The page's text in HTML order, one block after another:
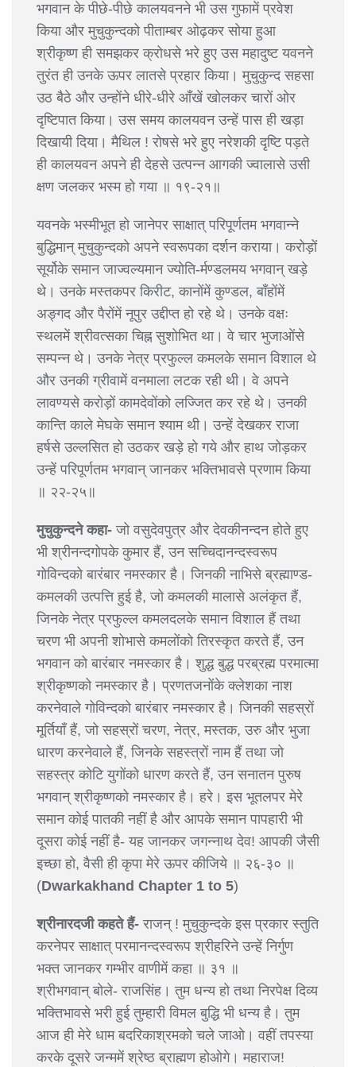
भगवान के पीछे-पीछे कालयवनने भी उस गुफामें प्रवेश
किया और मुचुकुन्दको पीताम्बर ओढ़कर सोया हुआ
श्रीकृष्ण ही समझकर क्रोधसे भरे हुए उस महादुष्ट यवनने
तुरंत ही उनके ऊपर लातसे प्रहार किया। मुचुकुन्द सहसा
उठ बैठे और उन्होंने धीरे-धीरे आँखें खोलकर चारों ओर
दृष्टिपात किया। उस समय कालयवन उन्हें पास ही खड़ा
दिखायी दिया। मैथिल ! रोषसे भरे हुए नरेशकी दृष्टि पड़ते
ही कालयवन अपने ही देहसे उत्पन्न आगकी ज्वालासे उसी
क्षण जलकर भस्म हो गया ॥ १९-२१॥
यवनके भस्मीभूत हो जानेपर साक्षात् परिपूर्णतम भगवान्ने
बुद्धिमान् मुचुकुन्दको अपने स्वरूपका दर्शन कराया। करोड़ों
सूर्योके समान जाज्वल्यमान ज्योति-र्मण्डलमय भगवान् खड़े
थे। उनके मस्तकपर किरीट, कानोंमें कुण्डल, बाँहोंमें
अङ्गद और पैरोंमें नूपुर उद्दीप्त हो रहे थे। उनके वक्षः
स्थलमें श्रीवत्सका चिह्न सुशोभित था। वे चार भुजाओंसे
सम्पन्न थे। उनके नेत्र प्रफुल्ल कमलके समान विशाल थे
और उनकी ग्रीवामें वनमाला लटक रही थी। वे अपने
लावण्यसे करोड़ों कामदेवोंको लज्जित कर रहे थे। उनकी
कान्ति काले मेघके समान श्याम थी। उन्हें देखकर राजा
हर्षसे उल्लसित हो उठकर खड़े हो गये और हाथ जोड़कर
उन्हें परिपूर्णतम भगवान् जानकर भक्तिभावसे प्रणाम किया
॥ २२-२५॥
मुचुकुन्दने कहा- जो वसुदेवपुत्र और देवकीनन्दन होते हुए
भी श्रीनन्दगोपके कुमार हैं, उन सच्चिदानन्दस्वरूप
गोविन्दको बारंबार नमस्कार है। जिनकी नाभिसे ब्रह्माण्ड-
कमलकी उत्पत्ति हुई है, जो कमलकी मालासे अलंकृत हैं,
जिनके नेत्र प्रफुल्ल कमलदलके समान विशाल हैं तथा
चरण भी अपनी शोभासे कमलोंको तिरस्कृत करते हैं, उन
भगवान को बारंबार नमस्कार है। शुद्ध बुद्ध परब्रह्म परमात्मा
श्रीकृष्णको नमस्कार है। प्रणतजनोंके क्लेशका नाश
करनेवाले गोविन्दको बारंबार नमस्कार है। जिनकी सहस्रों
मूर्तियाँ हैं, जो सहस्रों चरण, नेत्र, मस्तक, उरु और भुजा
धारण करनेवाले हैं, जिनके सहस्त्रों नाम हैं तथा जो
सहस्त्र कोटि युगोंको धारण करते हैं, उन सनातन पुरुष
भगवान् श्रीकृष्णको नमस्कार है। हरे। इस भूतलपर मेरे
समान कोई पातकी नहीं है और आपके समान पापहारी भी
दूसरा कोई नहीं है- यह जानकर जगन्नाथ देव! आपकी जैसी
इच्छा हो, वैसी ही कृपा मेरे ऊपर कीजिये ॥ २६-३० ॥
(Dwarkakhand Chapter 1 to 5)
श्रीनारदजी कहते हैं- राजन् ! मुचुकुन्दके इस प्रकार स्तुति
करनेपर साक्षात् परमानन्दस्वरूप श्रीहरिने उन्हें निर्गुण
भक्त जानकर गम्भीर वाणीमें कहा ॥ ३१ ॥
श्रीभगवान् बोले- राजसिंह। तुम धन्य हो तथा निरपेक्ष दिव्य
भक्तिभावसे भरी हुई तुम्हारी विमल बुद्धि भी धन्य है। तुम
आज ही मेरे धाम बदरिकाश्रमको चले जाओ। वहीं तपस्या
करके दूसरे जन्ममें श्रेष्ठ ब्राह्मण होओगे। महाराज!